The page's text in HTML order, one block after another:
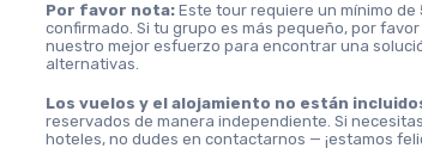
Por favor nota: Este tour requiere un mínimo
confirmado. Si tu grupo es más pequeño, por
nuestro mejor esfuerzo para encontrar una
alternativas.
Los vuelos y el alojamiento no están
reservados de manera independiente. Si
hoteles, no dudes en contactarnos — ¡estamos